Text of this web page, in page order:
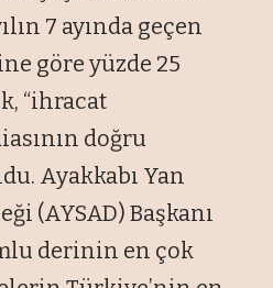
7 ayında geçen
göre yüzde 25
“ihracat
doğru
Ayakkabı Yan
(AYSAD) Başkanı
derinin en çok